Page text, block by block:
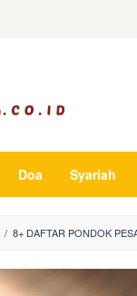
Doa Syariah
/ 8+ DAFTAR PONDOK